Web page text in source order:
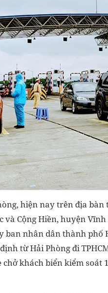
hiện nay trên địa
và Cộng Hiền, huyện
ban nhân dân thành phố
từ Hải Phòng đi
chở khách biển kiểm